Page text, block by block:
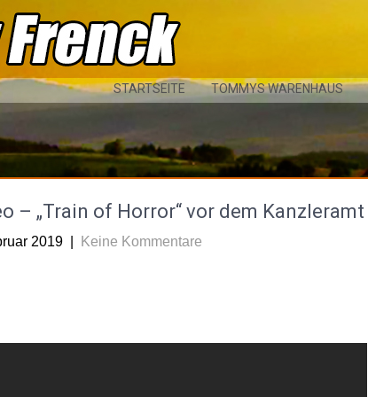
STARTSEITE TOMMYS WARENHAUS
– „Train of Horror“ vor dem Kanzleramt
2019 Keine Kommentare